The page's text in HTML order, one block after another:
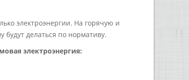
электроэнергии. На горячую и
делаться по нормативу.
электроэнергия: